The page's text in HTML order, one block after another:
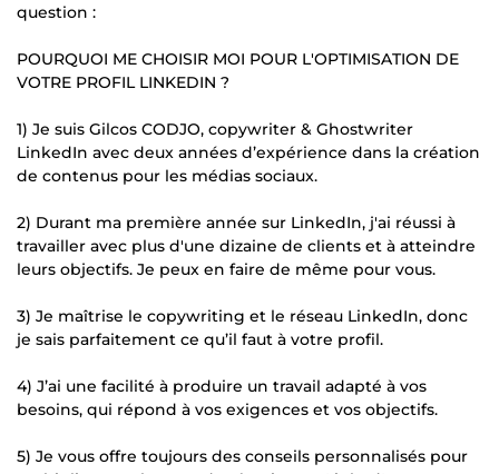
question :
POURQUOI ME CHOISIR MOI POUR L'OPTIMISATION DE
VOTRE PROFIL LINKEDIN ?
1) Je suis Gilcos CODJO, copywriter & Ghostwriter
LinkedIn avec deux années d’expérience dans la création
de contenus pour les médias sociaux.
2) Durant ma première année sur LinkedIn, j'ai réussi à
travailler avec plus d'une dizaine de clients et à atteindre
leurs objectifs. Je peux en faire de même pour vous.
3) Je maîtrise le copywriting et le réseau LinkedIn, donc
je sais parfaitement ce qu’il faut à votre profil.
4) J’ai une facilité à produire un travail adapté à vos
besoins, qui répond à vos exigences et vos objectifs.
5) Je vous offre toujours des conseils personnalisés pour